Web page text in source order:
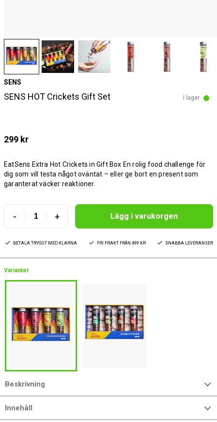
SENS
SENS HOT Crickets Gift Set I lager
299 kr
EatSens Extra Hot Crickets in Gift Box En rolig food challenge för
dig som vill testa något oväntat – eller ge bort en present som
garanterat väcker reaktioner.
- + Lägg i varukorgen
BETALA TRYGGT MED KLARNA FRI FRAKT FRÅN 499 KR SNABBA LEVERANSER
Varianter
Beskrivning
Innehåll